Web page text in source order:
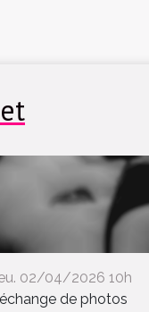
02/04/2026 10h
de photos